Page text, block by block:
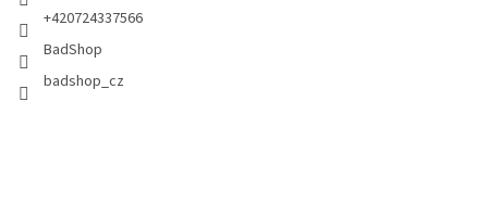
+420724337566
BadShop
badshop_cz